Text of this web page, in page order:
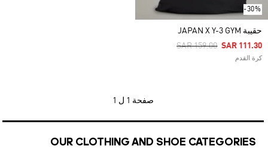
-30%
حقيبة JAPAN X Y-3 GYM
Price Reduced From
SAR 159.00ToSAR 111.30
كرة القدم
صفحة 1 ل 1
OUR CLOTHING AND SHOE CATEGORIES